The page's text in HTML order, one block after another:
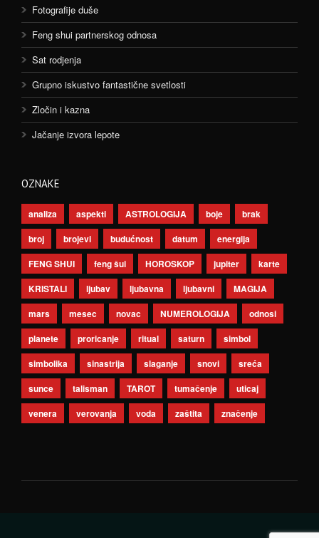
Fotografije duše
Feng shui partnerskog odnosa
Sat rodjenja
Grupno iskustvo fantastične svetlosti
Zločin i kazna
Jačanje izvora lepote
OZNAKE
analiza aspekti ASTROLOGIJA boje
brak
broj
brojevi budućnost datum
energija
FENG SHUI
feng šui HOROSKOP jupiter
karte
KRISTALI
ljubav ljubavna ljubavni
MAGIJA
mars
mesec novac NUMEROLOGIJA
odnosi
planete
proricanje ritual saturn
simbol
simbolika
sinastrija slaganje snovi
sreća
sunce
talisman TAROT tumačenje
uticaj
venera
verovanja voda zaštita značenje